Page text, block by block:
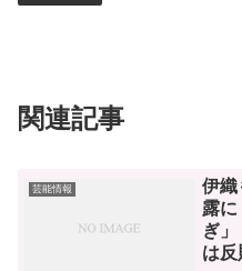
関連記事
芸能情報
伊織
露
ぎ
は反